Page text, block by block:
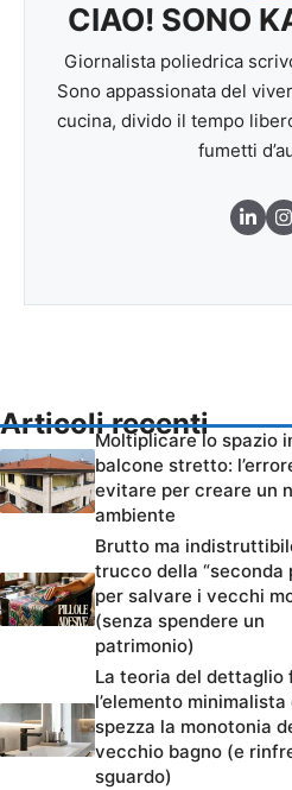
CIAO! SONO
Giornalista poliedrica
Sono appassionata del
cucina, divido il tempo
fumetti
Articoli recenti
Moltiplicare lo spazio
balcone stretto:
evitare per creare un
ambiente
Brutto ma
trucco della “seconda
per salvare i vecchi
(senza spendere un
patrimonio)
La teoria del dettaglio
l’elemento minimalista
spezza la monotonia
vecchio bagno (e
sguardo)